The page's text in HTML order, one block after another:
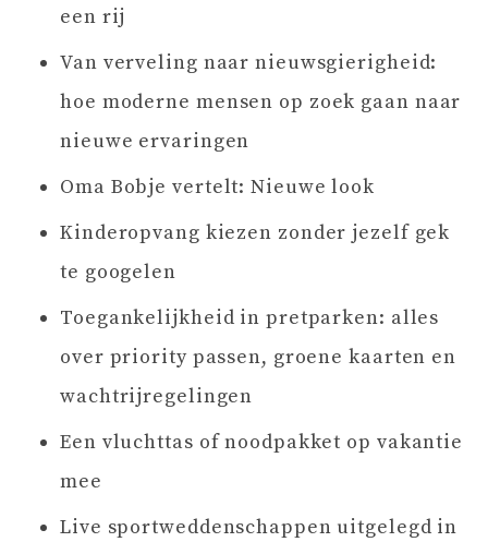
een rij
Van verveling naar nieuwsgierigheid:
hoe moderne mensen op zoek gaan naar
nieuwe ervaringen
Oma Bobje vertelt: Nieuwe look
Kinderopvang kiezen zonder jezelf gek
te googelen
Toegankelijkheid in pretparken: alles
over priority passen, groene kaarten en
wachtrijregelingen
Een vluchttas of noodpakket op vakantie
mee
Live sportweddenschappen uitgelegd in